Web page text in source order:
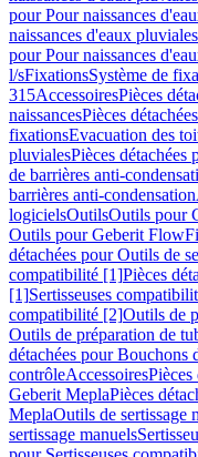
pour Pour naissances
naissances d'eaux
pour Pour naissances
l/sFixationsSystème de
315AccessoiresPièces
naissancesPièces
fixationsEvacuation des
pluvialesPièces détachées
de barrières anti-
barrières anti-condensation
logicielsOutilsOutils pour
Outils pour Geberit
détachées pour Outils de
compatibilité [1]Pièces
[1]Sertisseuses
compatibilité [2]Outils de
Outils de préparation de
détachées pour Bouchons
contrôleAccessoiresPièces
Geberit MeplaPièces
MeplaOutils de sertissage
sertissage manuels